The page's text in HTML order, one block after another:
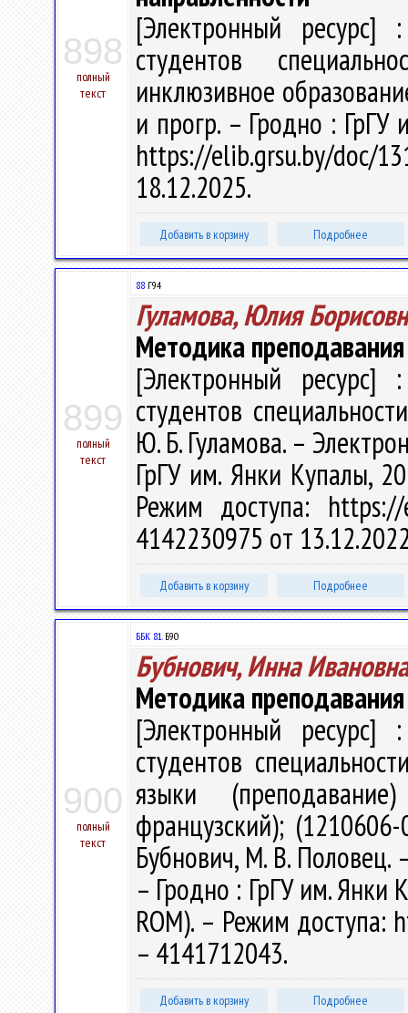
898
полный
текст
[Электронный ресурс]
студентов
инклюзивное
и прогр. – Гродно :
https://elib.grsu.by/doc/
18.12.2025.
Добавить в корзину Подробнее
899
полный
текст
88 Г94
Гуламова, Юлия
Методика
[Электронный ресурс]
студентов
Ю. Б. Гуламова. –
ГрГУ им. Янки Купалы,
Режим доступа:
4142230975 от
Добавить в корзину Подробнее
900
полный
текст
ББК 81.Б90
Бубнович, Инна Ивановна
Методика
[Электронный ресурс]
студентов
языки
французский);
Бубнович, М. В. Половец.
– Гродно : ГрГУ им. Янки
ROM). – Режим доступа:
– 4141712043.
Добавить в корзину Подробнее